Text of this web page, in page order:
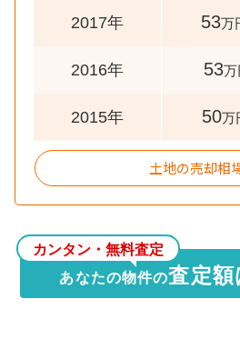
2017年 53万
2016年 53万
2015年 50万
土地の売却相
カンタン・無料査定
あなたの物件の査定額